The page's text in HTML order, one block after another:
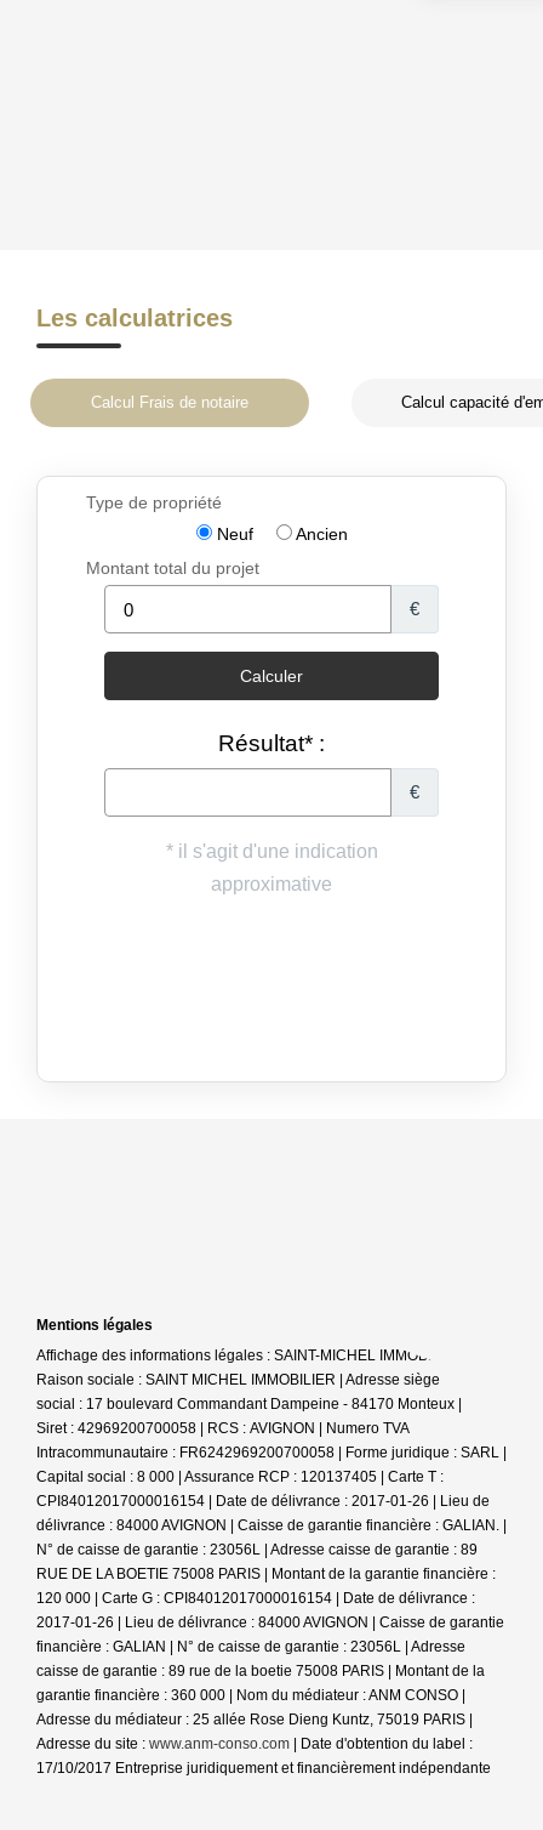
Les calculatrices
Calcul Frais de notaire Calcul capacité
Mentions légales
Affichage des informations légales : SAINT-MICHEL IMMOBILIER |
Raison sociale : SAINT MICHEL IMMOBILIER | Adresse siège
social : 17 boulevard Commandant Dampeine - 84170 Monteux |
Siret : 42969200700058 | RCS : AVIGNON | Numero TVA
Intracommunautaire : FR6242969200700058 | Forme juridique : SARL |
Capital social : 8 000 | Assurance RCP : 120137405 | Carte T :
CPI84012017000016154 | Date de délivrance : 2017-01-26 | Lieu de
délivrance : 84000 AVIGNON | Caisse de garantie financière : GALIAN. |
N° de caisse de garantie : 23056L | Adresse caisse de garantie : 89
RUE DE LA BOETIE 75008 PARIS | Montant de la garantie financière :
120 000 | Carte G : CPI84012017000016154 | Date de délivrance :
2017-01-26 | Lieu de délivrance : 84000 AVIGNON | Caisse de garantie
financière : GALIAN | N° de caisse de garantie : 23056L | Adresse
caisse de garantie : 89 rue de la boetie 75008 PARIS | Montant de la
garantie financière : 360 000 | Nom du médiateur : ANM CONSO |
Adresse du médiateur : 25 allée Rose Dieng Kuntz, 75019 PARIS |
Adresse du site : www.anm-conso.com | Date d'obtention du label :
17/10/2017 Entreprise juridiquement et financièrement indépendante